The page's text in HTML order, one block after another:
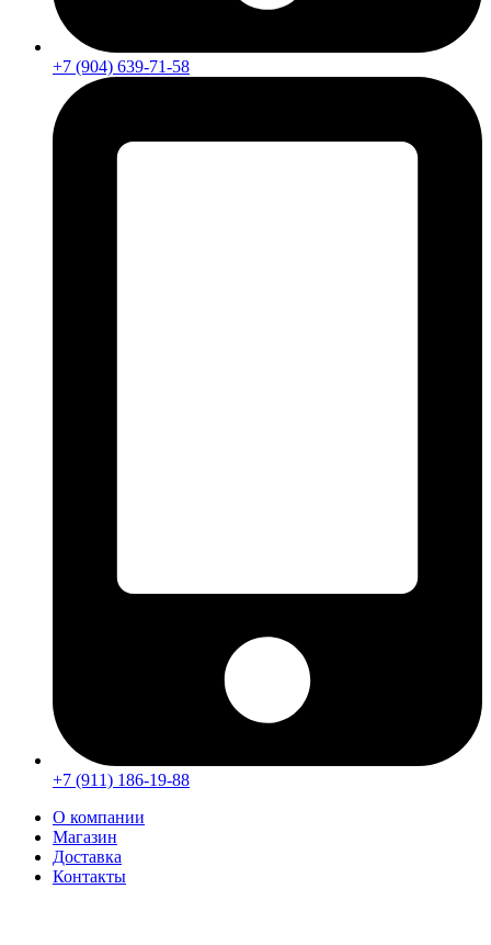
+7 (904) 639-71-58
+7 (911) 186-19-88
О компании
Магазин
Доставка
Контакты